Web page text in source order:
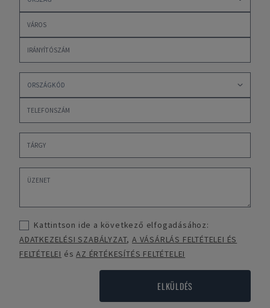
Kattintson ide a következő elfogadásához:
ADATKEZELÉSI SZABÁLYZAT,A VÁSÁRLÁS FELTÉTELEI ÉS
FELTÉTELEI ésAZ ÉRTÉKESÍTÉS FELTÉTELEI
ELKÜLDÉS